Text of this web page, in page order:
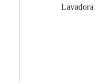
Lavadora